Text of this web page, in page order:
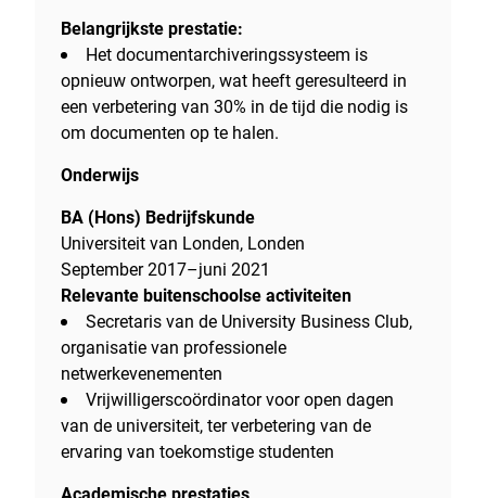
Belangrijkste prestatie:
Het documentarchiveringssysteem is
opnieuw ontworpen, wat heeft geresulteerd in
een verbetering van 30% in de tijd die nodig is
om documenten op te halen.
Onderwijs
BA (Hons) Bedrijfskunde
Universiteit van Londen, Londen
September 2017–juni 2021
Relevante buitenschoolse activiteiten
Secretaris van de University Business Club,
organisatie van professionele
netwerkevenementen
Vrijwilligerscoördinator voor open dagen
van de universiteit, ter verbetering van de
ervaring van toekomstige studenten